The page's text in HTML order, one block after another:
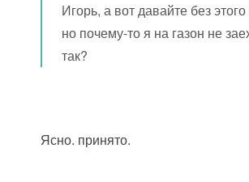
Игорь, а вот давайте без
но почему-то я на газон не
так?
Ясно. принято.